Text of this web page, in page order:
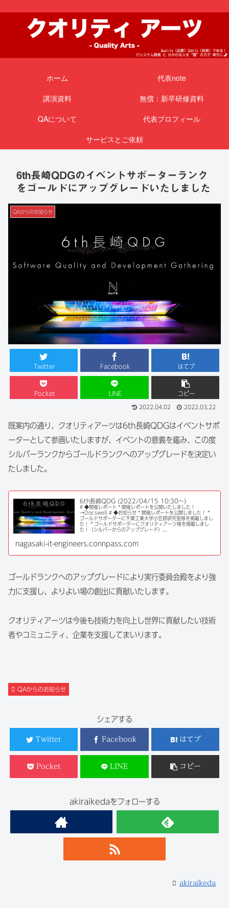
ホーム
代表note
講演資料
無償：新卒研修資料
QAについて
代表プロフィール
サービスとご依頼
6th長崎QDGのイベントサポーターランク
をゴールドにアップグレードいたしました
QAからのお知らせ
Twitter Facebook はてブ
Pocket LINE コピー
2022.04.02 2022.03.22
既案内の通り、クオリティアーツは6th長崎QDGはイベントサポ
ーターとして参画いたしますが、イベントの意義を鑑み、この度
シルバーランクからゴールドランクへのアップグレードを決定い
たしました。
6th長崎QDG (2022/04/15 10:30〜)
# ◆開催レポート * 開催レポートを公開いたしました！
→Docswell # ◆お知らせ * 開催レポートを公開しました！ *
ゴールドサポーターに千葉工業大学小笠原研究室様を掲載しまし
た！ * ゴールドサポーターにクオリティアーツ様を掲載しまし
た！（シルバーからのアップグレード）...
nagasaki-it-engineers.connpass.com
ゴールドランクへのアップグレードにより実行委員会殿をより強
力に支援し、よりよい場の創出に貢献いたします。
クオリティアーツは今後も技術力を向上し世界に貢献したい技術
者やコミュニティ、企業を支援してまいります。
QAからのお知らせ
シェアする
Twitter Facebook はてブ
Pocket LINE コピー
akiraikedaをフォローする
akiraikeda